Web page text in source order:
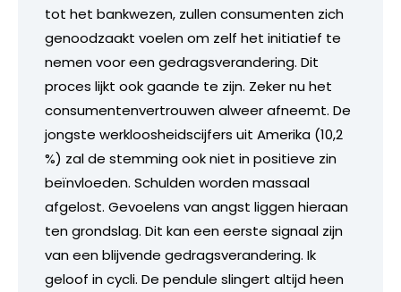
tot het bankwezen, zullen consumenten zich
genoodzaakt voelen om zelf het initiatief te
nemen voor een gedragsverandering. Dit
proces lijkt ook gaande te zijn. Zeker nu het
consumentenvertrouwen alweer afneemt. De
jongste werkloosheidscijfers uit Amerika (10,2
%) zal de stemming ook niet in positieve zin
beïnvloeden. Schulden worden massaal
afgelost. Gevoelens van angst liggen hieraan
ten grondslag. Dit kan een eerste signaal zijn
van een blijvende gedragsverandering. Ik
geloof in cycli. De pendule slingert altijd heen